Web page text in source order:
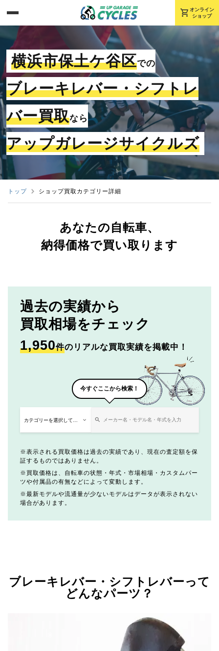
shopping_cart オンライン
ショップ
横浜市保土ケ谷区での
ブレーキレバー・シフトレ
バー買取なら
アップガレージサイクルズ
トップ ショップ買取カテゴリー詳細
あなたの自転車、
納得価格で買い取ります
過去の実績から
買取相場をチェック
1,950件のリアルな買取実績を掲載中！
今すぐここから検索！
表示される買取価格は過去の実績であり、現在の査定額を保
証するものではありません。
買取価格は、自転車の状態・年式・市場相場・カスタムパー
ツや付属品の有無などによって変動します。
最新モデルや流通量が少ないモデルはデータが表示されない
場合があります。
ブレーキレバー・シフトレバーって
どんなパーツ？